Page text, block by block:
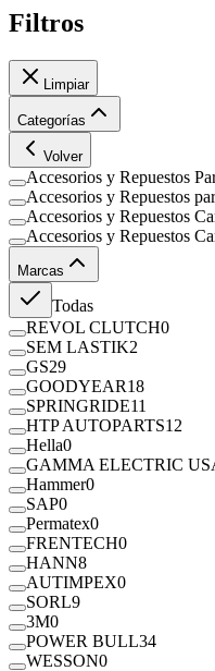
Filtros
Limpiar
Categorías
Volver
Accesorios y Repuestos
Accesorios y Repuestos
Accesorios y Repuestos
Accesorios y Repuestos
Marcas
Todas
REVOL CLUTCH0
SEM LASTIK2
GS29
GOODYEAR18
SPRINGRIDE11
HTP AUTOPARTS12
Hella0
GAMMA ELECTRIC
Hammer0
SAP0
Permatex0
FRENTECH0
HANN8
AUTIMPEX0
SORL9
3M0
POWER BULL34
WESSON0